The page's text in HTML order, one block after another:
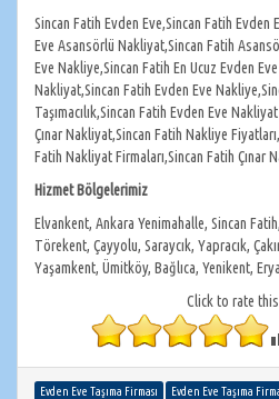
Sincan Fatih Evden Eve,Sincan Fatih Evden
Eve Asansörlü Nakliyat,Sincan Fatih
Eve Nakliye,Sincan Fatih En Ucuz Evden
Nakliyat,Sincan Fatih Evden Eve
Taşımacılık,Sincan Fatih Evden Eve
Çınar Nakliyat,Sincan Fatih Nakliye
Fatih Nakliyat Firmaları,Sincan Fatih Çınar
Hizmet Bölgelerimiz
Elvankent, Ankara Yenimahalle, Sincan
Törekent, Çayyolu, Saraycık, Yapracık,
Yaşamkent, Ümitköy, Bağlıca, Yenikent,
Click to rate
Evden Eve Taşıma Firması Evden Eve Taşıma